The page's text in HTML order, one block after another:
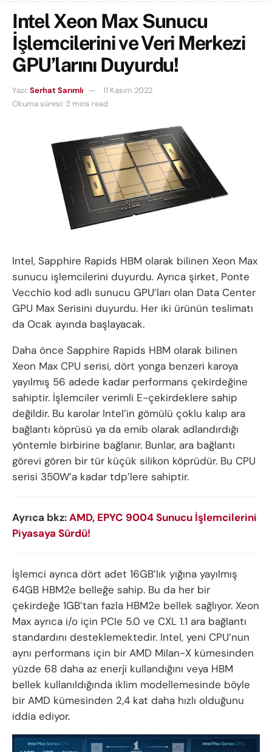
Intel Xeon Max Sunucu
İşlemcilerini ve Veri Merkezi
GPU’larını Duyurdu!
Yazı: Serhat Sarımlı
11 Kasım 2022
Okuma süresi: 3 mins read
Intel, Sapphire Rapids HBM olarak bilinen Xeon Max
sunucu işlemcilerini duyurdu. Ayrıca şirket, Ponte
Vecchio kod adlı sunucu GPU’ları olan Data Center
GPU Max Serisini duyurdu. Her iki ürünün teslimatı
da Ocak ayında başlayacak.
Daha önce Sapphire Rapids HBM olarak bilinen
Xeon Max CPU serisi, dört yonga benzeri karoya
yayılmış 56 adede kadar performans çekirdeğine
sahiptir. İşlemciler verimli E-çekirdeklere sahip
değildir. Bu karolar Intel’in gömülü çoklu kalıp ara
bağlantı köprüsü ya da emib olarak adlandırdığı
yöntemle birbirine bağlanır. Bunlar, ara bağlantı
görevi gören bir tür küçük silikon köprüdür. Bu CPU
serisi 350W’a kadar tdp’lere sahiptir.
Ayrıca bkz:AMD, EPYC 9004 Sunucu İşlemcilerini
Piyasaya Sürdü!
İşlemci ayrıca dört adet 16GB’lık yığına yayılmış
64GB HBM2e belleğe sahip. Bu da her bir
çekirdeğe 1GB’tan fazla HBM2e bellek sağlıyor. Xeon
Max ayrıca i/o için PCIe 5.0 ve CXL 1.1 ara bağlantı
standardını desteklemektedir. Intel, yeni CPU’nun
aynı performans için bir AMD Milan-X kümesinden
yüzde 68 daha az enerji kullandığını veya HBM
bellek kullanıldığında iklim modellemesinde böyle
bir AMD kümesinden 2,4 kat daha hızlı olduğunu
iddia ediyor.